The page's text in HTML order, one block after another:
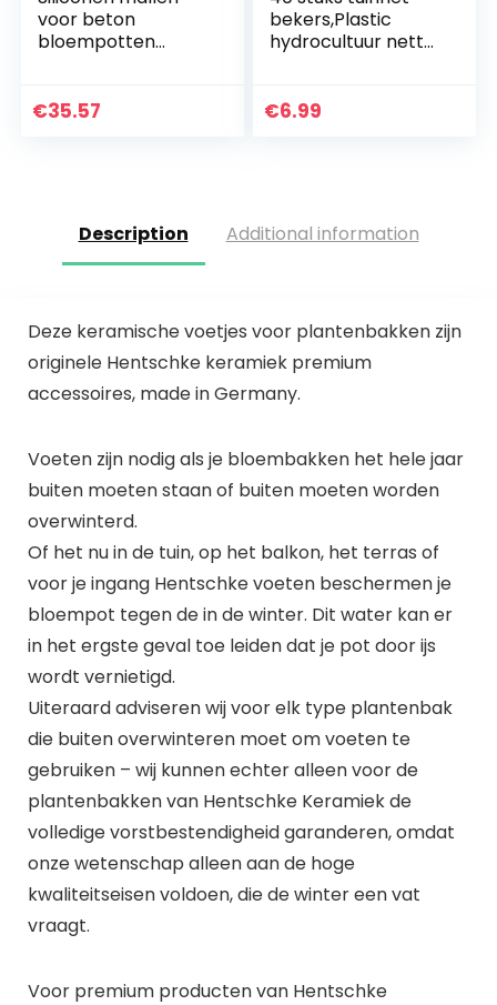
voor beton
bloempotten
beton bloem
€35.57
bekers,Plastic
hydrocultuur netto
bekers zware
€6.99
Description Additional information
Deze keramische voetjes voor plantenbakken zijn
originele Hentschke keramiek premium
accessoires, made in Germany.
Voeten zijn nodig als je bloembakken het hele jaar
buiten moeten staan of buiten moeten worden
overwinterd.
Of het nu in de tuin, op het balkon, het terras of
voor je ingang Hentschke voeten beschermen je
bloempot tegen de in de winter. Dit water kan er
in het ergste geval toe leiden dat je pot door ijs
wordt vernietigd.
Uiteraard adviseren wij voor elk type plantenbak
die buiten overwinteren moet om voeten te
gebruiken – wij kunnen echter alleen voor de
plantenbakken van Hentschke Keramiek de
volledige vorstbestendigheid garanderen, omdat
onze wetenschap alleen aan de hoge
kwaliteitseisen voldoen, die de winter een vat
vraagt.
Voor premium producten van Hentschke